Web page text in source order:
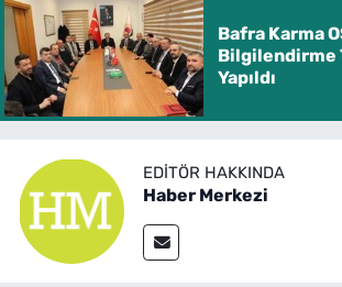
Bafra Karma
Bilgilendirme
Yapıldı
EDITÖR HAKKINDA
Haber Merkezi